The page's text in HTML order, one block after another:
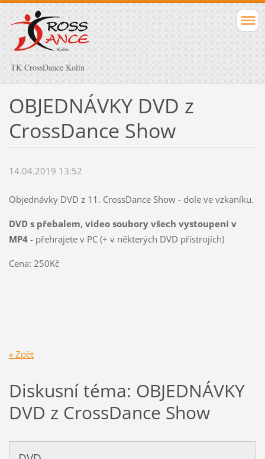
TK CrossDance Kolín
OBJEDNÁVKY DVD z
CrossDance Show
14.04.2019 13:52
Objednávky DVD z 11. CrossDance Show - dole ve vzkaníku.
DVD s přebalem, video soubory všech vystoupení v
MP4- přehrajete v PC (+ v některých DVD přístrojích)
Cena: 250Kč
« Zpět
Diskusní téma: OBJEDNÁVKY
DVD z CrossDance Show